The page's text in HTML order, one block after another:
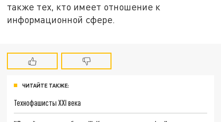
также тех, кто имеет отношение к
информационной сфере.
ЧИТАЙТЕ ТАКЖЕ:
Технофашисты XXI века